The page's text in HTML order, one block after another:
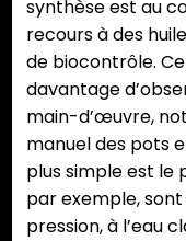
synthèse est au
recours à des
de biocontrôle.
davantage
main-d’œuvre,
manuel des pots
plus simple est le
par exemple,
pression, à l’eau